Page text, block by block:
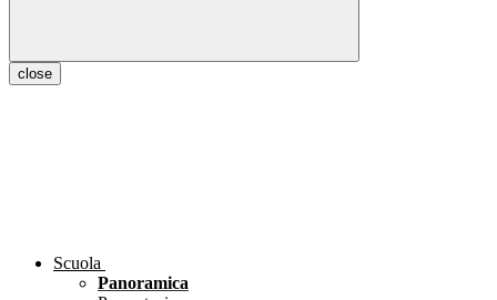
close
Scuola
Panoramica